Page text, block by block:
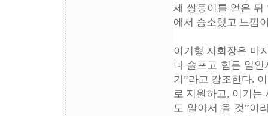
세 쌍둥이를 얻은 뒤
에서 승소했고 느낌
이기형 지회장은 마
나 슬프고 힘든 일
기”라고 강조한다.
로 지원하고, 이기는
도 알아서 올 것”이